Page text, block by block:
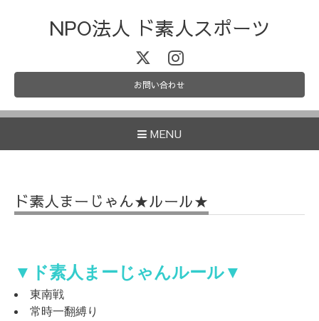
NPO法人 ド素人スポーツ
お問い合わせ
MENU
ド素人まーじゃん★ルール★
▼ ド素人まーじゃんルール▼
東南戦
常時一翻縛り